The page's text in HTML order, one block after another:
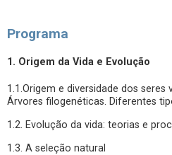
Programa
1. Origem da Vida e Evolução
1.1.Origem e diversidade dos seres
Árvores filogenéticas. Diferentes
1.2. Evolução da vida: teorias e
1.3. A seleção natural